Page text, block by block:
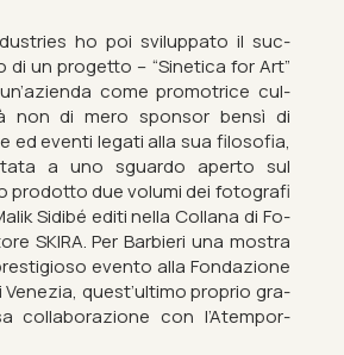
ho poi svi­lup­p­ato il suc­
di un pro­getto – “Sin­et­ica for Art”
come pro­mo­trice cul­
non di mero spon­sor bensì di
ed eventi leg­ati alla sua filo­sofia,
a uno sguardo aperto sul
pro­dotto due vo­lumi dei fo­to­grafi
Sidibé editi nella Col­lana di Fo­
SKIRA. Per Bar­bieri una mostra
evento alla Fondazione
Venezia, quest’ul­timo proprio gra­
col­laborazione con l’Atem­por­